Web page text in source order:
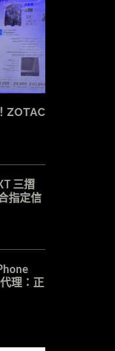
ZOTAC
三摺
指定信
理：正